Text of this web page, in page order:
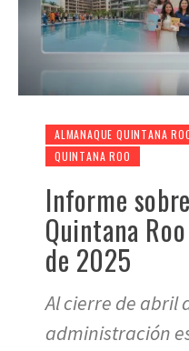
ALMANAQUE QUINTANA
QUINTANA ROO
Informe
Quintana
de 2025
Al cierre de abril
administración